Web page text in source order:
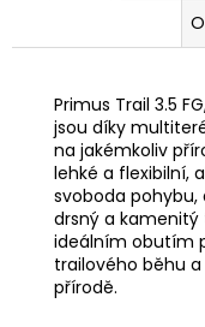
Primus Trail 3.5
jsou díky
na jakémkoliv
lehké a flexibilní,
svoboda pohybu,
drsný a
ideálním obutím
trailového běhu
přírodě.